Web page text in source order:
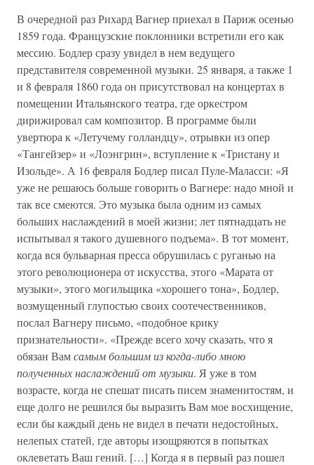
В очередной раз Рихард Вагнер приехал в Париж осенью
1859 года. Французские поклонники встретили его как
мессию. Бодлер сразу увидел в нем ведущего
представителя современной музыки. 25 января, а также 1
и 8 февраля 1860 года он присутствовал на концертах в
помещении Итальянского театра, где оркестром
дирижировал сам композитор. В программе были
увертюра к «Летучему голландцу», отрывки из опер
«Тангейзер» и «Лоэнгрин», вступление к «Тристану и
Изольде». А 16 февраля Бодлер писал Пуле-Маласси: «Я
уже не решаюсь больше говорить о Вагнере: надо мной и
так все смеются. Это музыка была одним из самых
больших наслаждений в моей жизни; лет пятнадцать не
испытывал я такого душевного подъема». В тот момент,
когда вся бульварная пресса обрушилась с руганью на
этого революционера от искусства, этого «Марата от
музыки», этого могильщика «хорошего тона», Бодлер,
возмущенный глупостью своих соотечественников,
послал Вагнеру письмо, «подобное крику
признательности». «Прежде всего хочу сказать, что я
обязан Вамсамым большим из когда-либо мною
полученных наслаждений от музыки. Я уже в том
возрасте, когда не спешат писать писем знаменитостям, и
еще долго не решился бы выразить Вам мое восхищение,
если бы каждый день не видел в печати недостойных,
нелепых статей, где авторы изощряются в попытках
оклеветать Ваш гений. […] Когда я в первый раз пошел